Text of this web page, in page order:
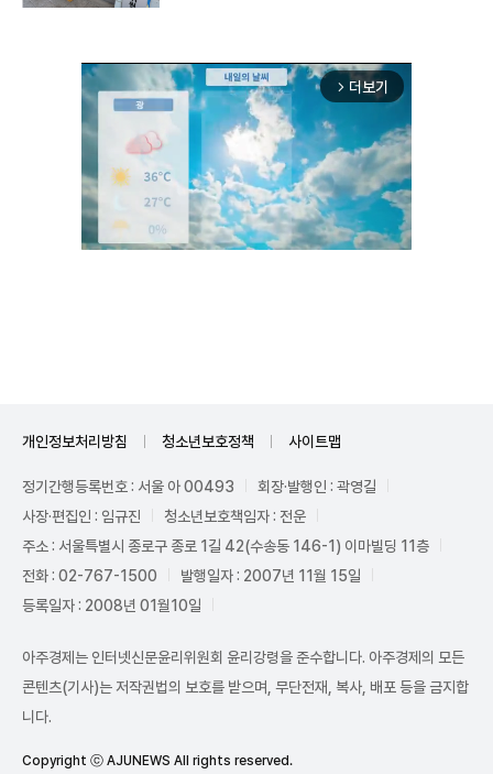
arrow_forward_ios 더보기
개인정보처리방침 청소년보호정책 사이트맵
정기간행등록번호 : 서울 아 00493
회장·발행인 : 곽영길
사장·편집인 : 임규진
청소년보호책임자 : 전운
주소 : 서울특별시 종로구 종로 1길 42(수송동 146-1) 이마빌딩 11층
전화 : 02-767-1500
발행일자 : 2007년 11월 15일
등록일자 : 2008년 01월10일
아주경제는 인터넷신문윤리위원회 윤리강령을 준수합니다. 아주경제의 모든
콘텐츠(기사)는 저작권법의 보호를 받으며, 무단전재, 복사, 배포 등을 금지합
니다.
Copyright ⓒ AJUNEWS All rights reserved.